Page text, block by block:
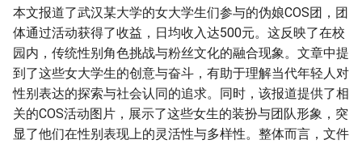
e
r
c
本文报道了武汉某大学的女大学生们参与的伪娘COS团，团
体通过活动获得了收益，日均收入达500元。这反映了在校
园内，传统性别角色挑战与粉丝文化的融合现象。文章中提
到了这些女大学生的创意与奋斗，有助于理解当代年轻人对
性别表达的探索与社会认同的追求。同时，该报道提供了相
关的COS活动图片，展示了这些女生的装扮与团队形象，突
显了他们在性别表现上的灵活性与多样性。整体而言，文件